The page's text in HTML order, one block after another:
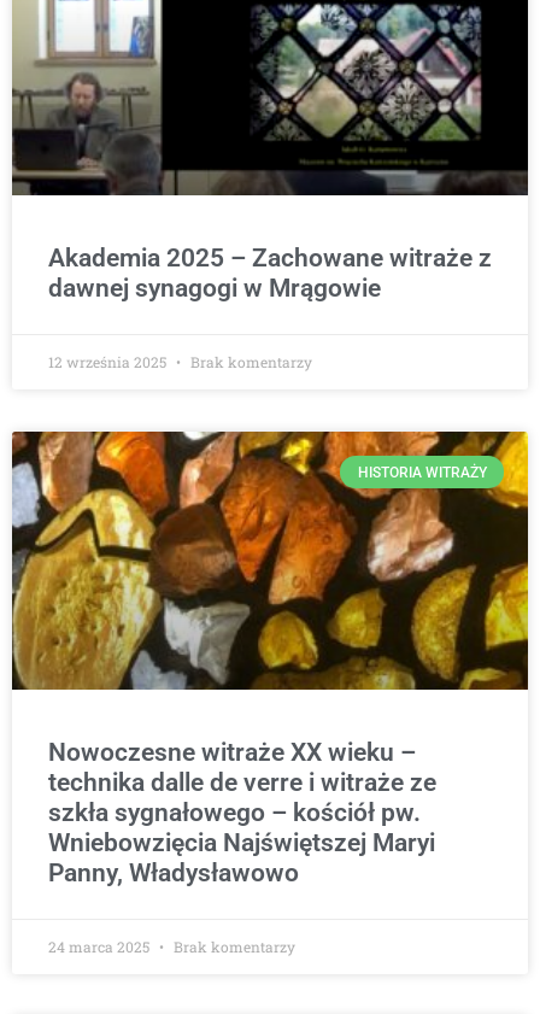
Akademia 2025 – Zachowane witraże z
dawnej synagogi w Mrągowie
12 września 2025 Brak komentarzy
HISTORIA WITRAŻY
Nowoczesne witraże XX wieku –
technika dalle de verre i witraże ze
szkła sygnałowego – kościół pw.
Wniebowzięcia Najświętszej Maryi
Panny, Władysławowo
24 marca 2025 Brak komentarzy